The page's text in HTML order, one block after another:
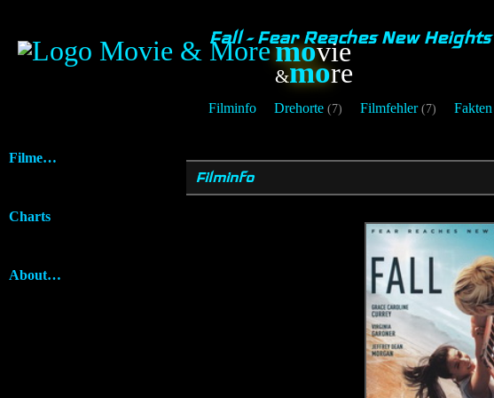
movie
&more
Fall - Fear Reaches New Heights
Filminfo Drehorte (7) Filmfehler (7) Fakten
Filme…
Charts
About…
Filminfo